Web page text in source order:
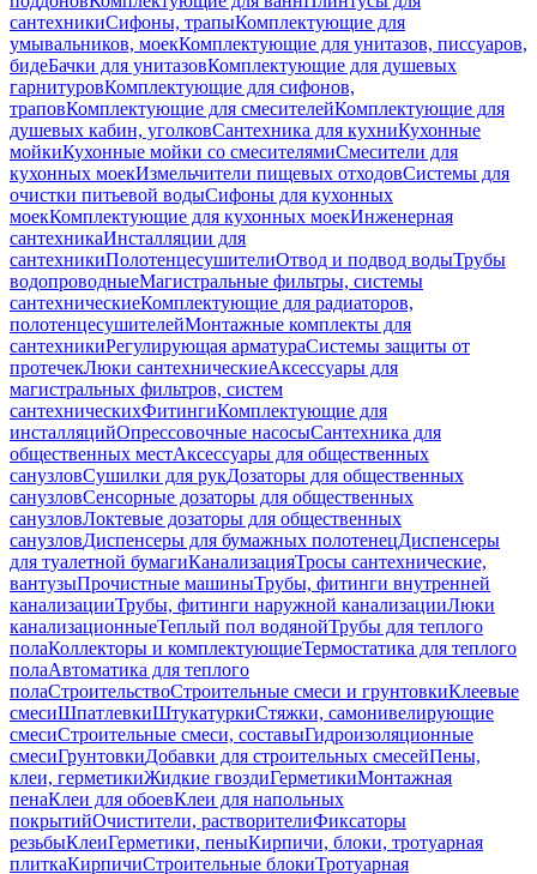
сантехникиСифоны, трапыКомплектующие для
умывальников, моекКомплектующие для унитазов, писсуаров,
бидеБачки для унитазовКомплектующие для душевых
гарнитуровКомплектующие для сифонов,
траповКомплектующие для смесителейКомплектующие для
душевых кабин, уголковСантехника для кухниКухонные
мойкиКухонные мойки со смесителямиСмесители для
кухонных моекИзмельчители пищевых отходовСистемы для
очистки питьевой водыСифоны для кухонных
моекКомплектующие для кухонных моекИнженерная
сантехникаИнсталляции для
сантехникиПолотенцесушителиОтвод и подвод водыТрубы
водопроводныеМагистральные фильтры, системы
сантехническиеКомплектующие для радиаторов,
полотенцесушителейМонтажные комплекты для
сантехникиРегулирующая арматураСистемы защиты от
протечекЛюки сантехническиеАксессуары для
магистральных фильтров, систем
сантехническихФитингиКомплектующие для
инсталляцийОпрессовочные насосыСантехника для
общественных местАксессуары для общественных
санузловСушилки для рукДозаторы для общественных
санузловСенсорные дозаторы для общественных
санузловЛоктевые дозаторы для общественных
санузловДиспенсеры для бумажных полотенецДиспенсеры
для туалетной бумагиКанализацияТросы сантехнические,
вантузыПрочистные машиныТрубы, фитинги внутренней
канализацииТрубы, фитинги наружной канализацииЛюки
канализационныеТеплый пол водянойТрубы для теплого
полаКоллекторы и комплектующиеТермостатика для теплого
полаАвтоматика для теплого
полаСтроительствоСтроительные смеси и грунтовкиКлеевые
смесиШпатлевкиШтукатуркиСтяжки, самонивелирующие
смесиСтроительные смеси, составыГидроизоляционные
смесиГрунтовкиДобавки для строительных смесейПены,
клеи, герметикиЖидкие гвоздиГерметикиМонтажная
пенаКлеи для обоевКлеи для напольных
покрытийОчистители, растворителиФиксаторы
резьбыКлеиГерметики, пеныКирпичи, блоки, тротуарная
плиткаКирпичиСтроительные блокиТротуарная